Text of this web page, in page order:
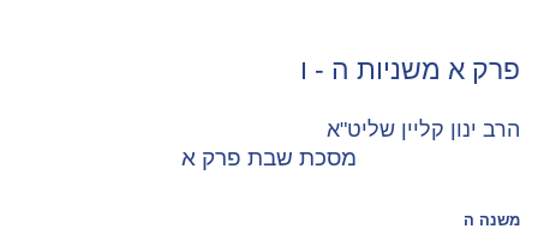
פרק א משניות ה - ו
הרב ינון קליין שליט"א
מסכת שבת פרק א
משנה ה